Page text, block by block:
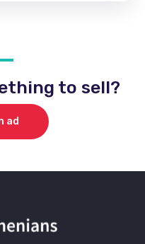
to sell?
ad